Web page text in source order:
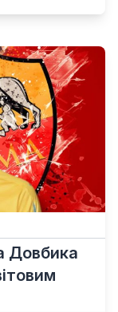
Довбика